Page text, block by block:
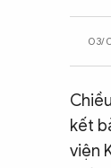
03/
kết
viện